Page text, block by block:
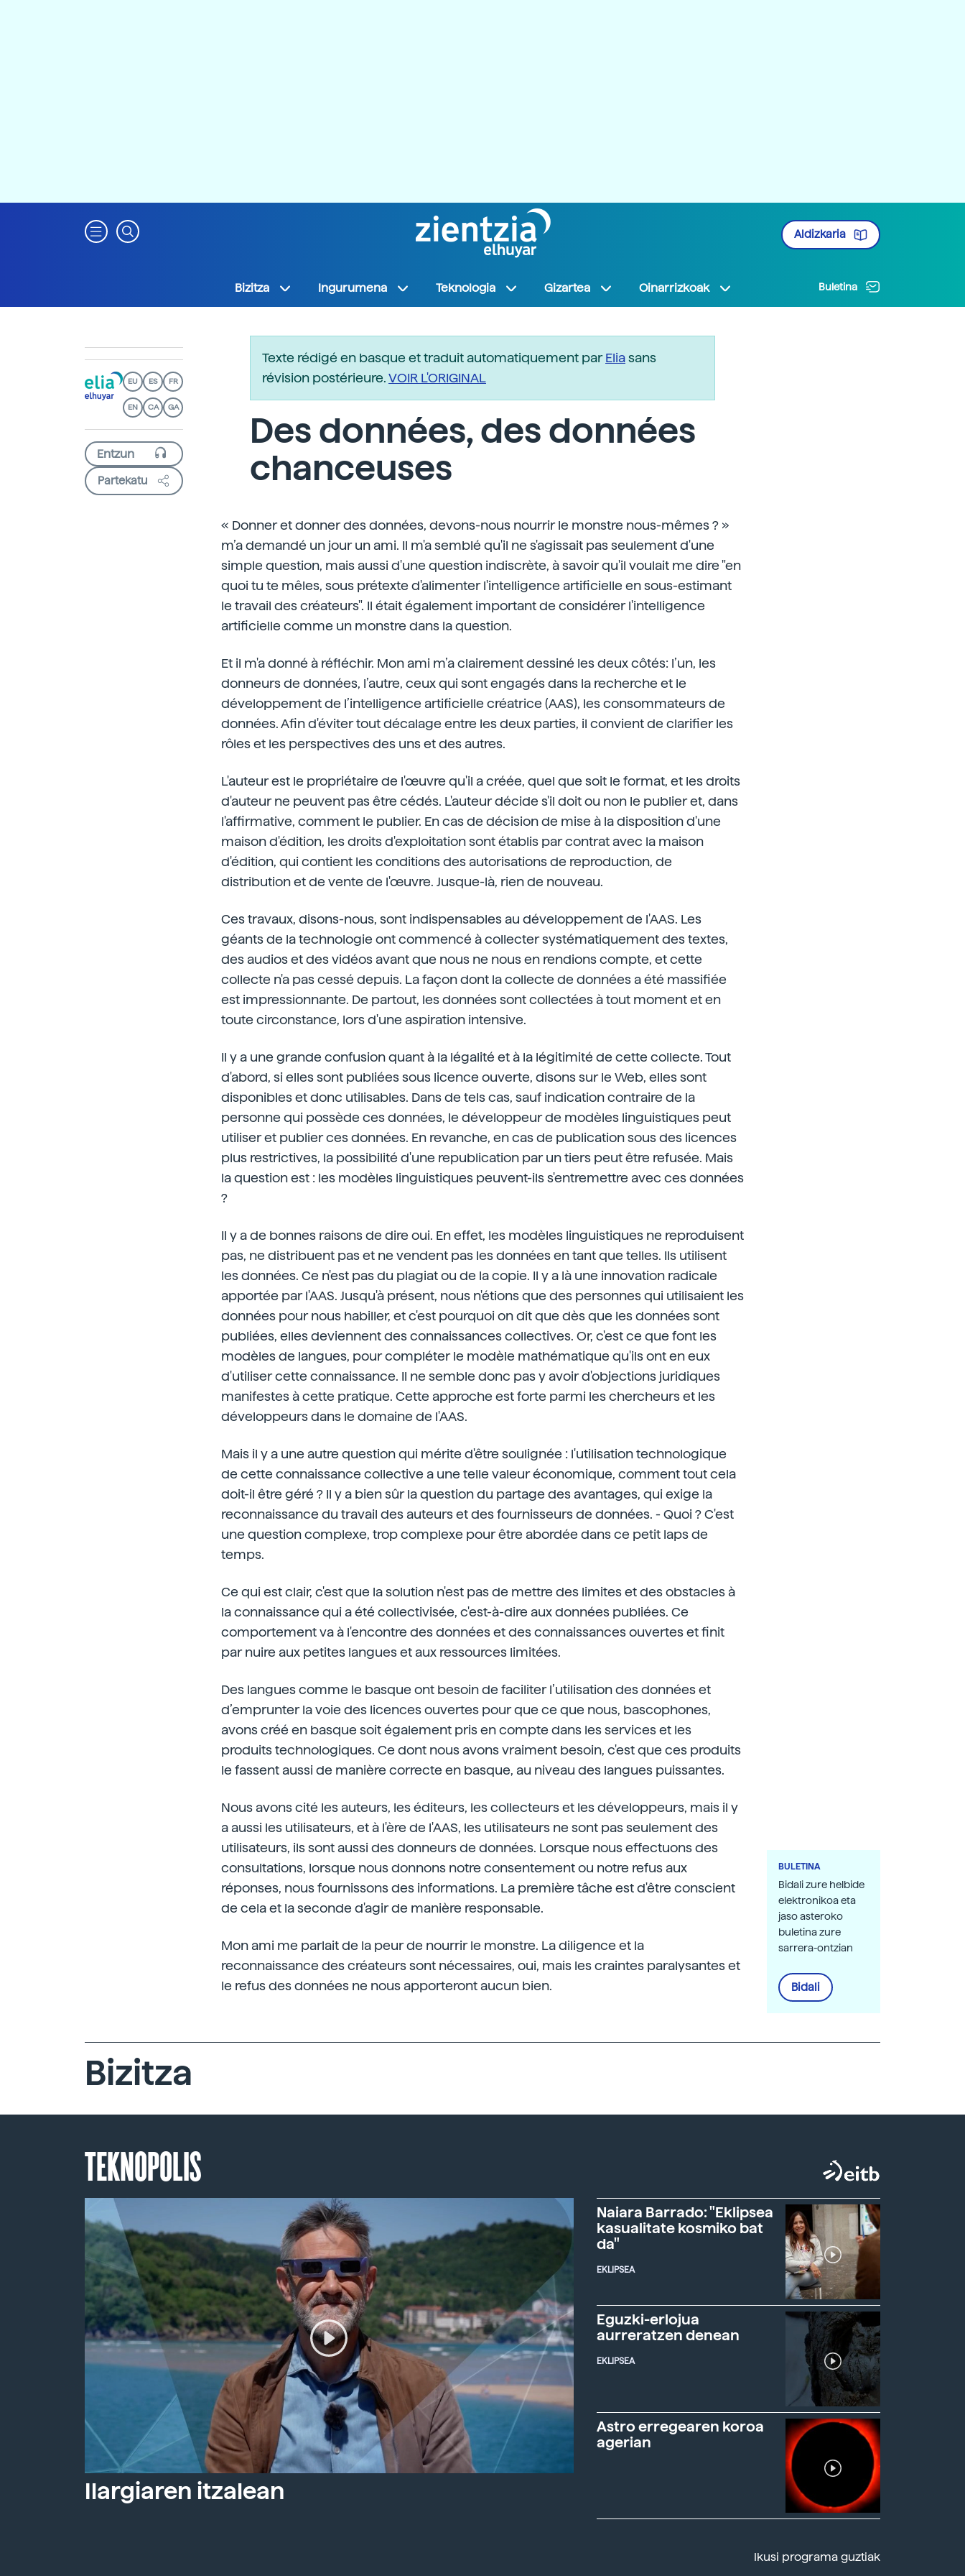
Aldizkaria
Bizitza Ingurumena Teknologia Gizartea Oinarrizkoak Buletina
EU ES FR
EN CA GA
Partekatu
Texte rédigé en basque et traduit automatiquement parEliasans
révision postérieure.VOIR L'ORIGINAL
Des données, des données
chanceuses
« Donner et donner des données, devons-nous nourrir le monstre nous-mêmes ? »
m’a demandé un jour un ami. Il m'a semblé qu'il ne s'agissait pas seulement d'une
simple question, mais aussi d'une question indiscrète, à savoir qu'il voulait me dire "en
quoi tu te mêles, sous prétexte d'alimenter l'intelligence artificielle en sous-estimant
le travail des créateurs". Il était également important de considérer l'intelligence
artificielle comme un monstre dans la question.
Et il m'a donné à réfléchir. Mon ami m’a clairement dessiné les deux côtés: l’un, les
donneurs de données, l’autre, ceux qui sont engagés dans la recherche et le
développement de l’intelligence artificielle créatrice (AAS), les consommateurs de
données. Afin d'éviter tout décalage entre les deux parties, il convient de clarifier les
rôles et les perspectives des uns et des autres.
L'auteur est le propriétaire de l'œuvre qu'il a créée, quel que soit le format, et les droits
d'auteur ne peuvent pas être cédés. L'auteur décide s'il doit ou non le publier et, dans
l'affirmative, comment le publier. En cas de décision de mise à la disposition d'une
maison d'édition, les droits d'exploitation sont établis par contrat avec la maison
d'édition, qui contient les conditions des autorisations de reproduction, de
distribution et de vente de l'œuvre. Jusque-là, rien de nouveau.
Ces travaux, disons-nous, sont indispensables au développement de l'AAS. Les
géants de la technologie ont commencé à collecter systématiquement des textes,
des audios et des vidéos avant que nous ne nous en rendions compte, et cette
collecte n'a pas cessé depuis. La façon dont la collecte de données a été massifiée
est impressionnante. De partout, les données sont collectées à tout moment et en
toute circonstance, lors d'une aspiration intensive.
Il y a une grande confusion quant à la légalité et à la légitimité de cette collecte. Tout
d'abord, si elles sont publiées sous licence ouverte, disons sur le Web, elles sont
disponibles et donc utilisables. Dans de tels cas, sauf indication contraire de la
personne qui possède ces données, le développeur de modèles linguistiques peut
utiliser et publier ces données. En revanche, en cas de publication sous des licences
plus restrictives, la possibilité d'une republication par un tiers peut être refusée. Mais
la question est : les modèles linguistiques peuvent-ils s'entremettre avec ces données
?
Il y a de bonnes raisons de dire oui. En effet, les modèles linguistiques ne reproduisent
pas, ne distribuent pas et ne vendent pas les données en tant que telles. Ils utilisent
les données. Ce n'est pas du plagiat ou de la copie. Il y a là une innovation radicale
apportée par l'AAS. Jusqu'à présent, nous n'étions que des personnes qui utilisaient les
données pour nous habiller, et c'est pourquoi on dit que dès que les données sont
publiées, elles deviennent des connaissances collectives. Or, c'est ce que font les
modèles de langues, pour compléter le modèle mathématique qu'ils ont en eux
d'utiliser cette connaissance. Il ne semble donc pas y avoir d'objections juridiques
manifestes à cette pratique. Cette approche est forte parmi les chercheurs et les
développeurs dans le domaine de l'AAS.
Mais il y a une autre question qui mérite d'être soulignée : l'utilisation technologique
de cette connaissance collective a une telle valeur économique, comment tout cela
doit-il être géré ? Il y a bien sûr la question du partage des avantages, qui exige la
reconnaissance du travail des auteurs et des fournisseurs de données. - Quoi ? C'est
une question complexe, trop complexe pour être abordée dans ce petit laps de
temps.
Ce qui est clair, c'est que la solution n'est pas de mettre des limites et des obstacles à
la connaissance qui a été collectivisée, c'est-à-dire aux données publiées. Ce
comportement va à l'encontre des données et des connaissances ouvertes et finit
par nuire aux petites langues et aux ressources limitées.
Des langues comme le basque ont besoin de faciliter l’utilisation des données et
d’emprunter la voie des licences ouvertes pour que ce que nous, bascophones,
avons créé en basque soit également pris en compte dans les services et les
produits technologiques. Ce dont nous avons vraiment besoin, c'est que ces produits
le fassent aussi de manière correcte en basque, au niveau des langues puissantes.
Nous avons cité les auteurs, les éditeurs, les collecteurs et les développeurs, mais il y
a aussi les utilisateurs, et à l'ère de l'AAS, les utilisateurs ne sont pas seulement des
utilisateurs, ils sont aussi des donneurs de données. Lorsque nous effectuons des
consultations, lorsque nous donnons notre consentement ou notre refus aux
réponses, nous fournissons des informations. La première tâche est d'être conscient
de cela et la seconde d'agir de manière responsable.
Mon ami me parlait de la peur de nourrir le monstre. La diligence et la
reconnaissance des créateurs sont nécessaires, oui, mais les craintes paralysantes et
le refus des données ne nous apporteront aucun bien.
BULETINA
Bidali zure helbide
elektronikoa eta
jaso asteroko
buletina zure
sarrera-ontzian
Bidali
Bizitza
TEKNOPOLIS
Ilargiaren itzalean
Naiara Barrado: "Eklipsea
kasualitate kosmiko bat
da"
EKLIPSEA
Eguzki-erlojua
aurreratzen denean
EKLIPSEA
Astro erregearen koroa
agerian
Ikusi programa guztiak